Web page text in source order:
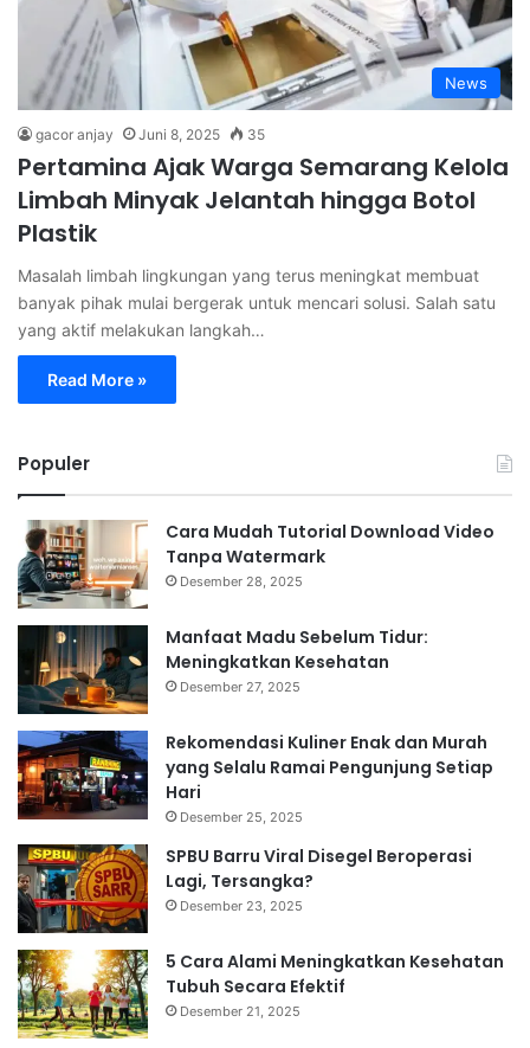
News
gacor anjay Juni 8, 2025 35
Pertamina Ajak Warga Semarang Kelola
Limbah Minyak Jelantah hingga Botol
Plastik
Masalah limbah lingkungan yang terus meningkat membuat
banyak pihak mulai bergerak untuk mencari solusi. Salah satu
yang aktif melakukan langkah…
Read More »
Populer
Cara Mudah Tutorial Download Video
Tanpa Watermark
Desember 28, 2025
Manfaat Madu Sebelum Tidur:
Meningkatkan Kesehatan
Desember 27, 2025
Rekomendasi Kuliner Enak dan Murah
yang Selalu Ramai Pengunjung Setiap
Hari
Desember 25, 2025
SPBU Barru Viral Disegel Beroperasi
Lagi, Tersangka?
Desember 23, 2025
5 Cara Alami Meningkatkan Kesehatan
Tubuh Secara Efektif
Desember 21, 2025